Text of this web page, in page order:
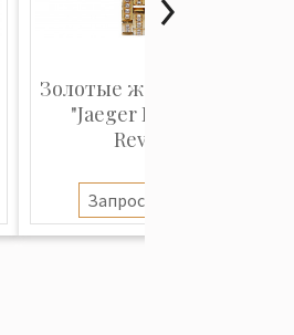
Золотые женские часы
"Jaeger Lecoultre
Revers...
Запросить цену